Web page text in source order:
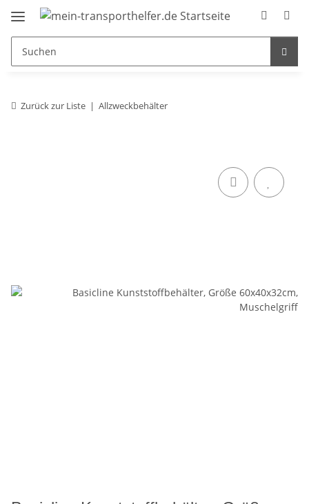
Zurück zur Liste Allzweckbehälter